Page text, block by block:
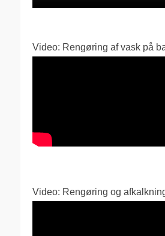
Video: Rengøring af vask på
Video: Rengøring og